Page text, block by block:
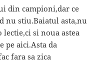
din campioni,dar ce
nu stiu.Baiatul asta,nu
si noua astea
pe aici.Asta da
fara sa zica